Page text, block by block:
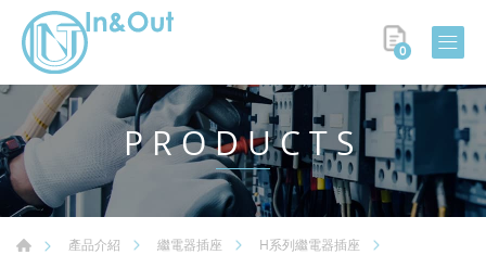
0
PRODUCTS
產品介紹 繼電器插座
H系列繼電器插座